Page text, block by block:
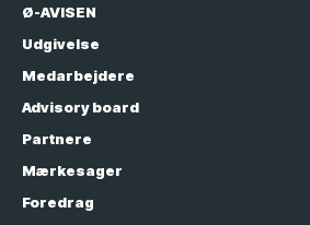
Ø-AVISEN
Udgivelse
Medarbejdere
Advisory board
Partnere
Mærkesager
Foredrag